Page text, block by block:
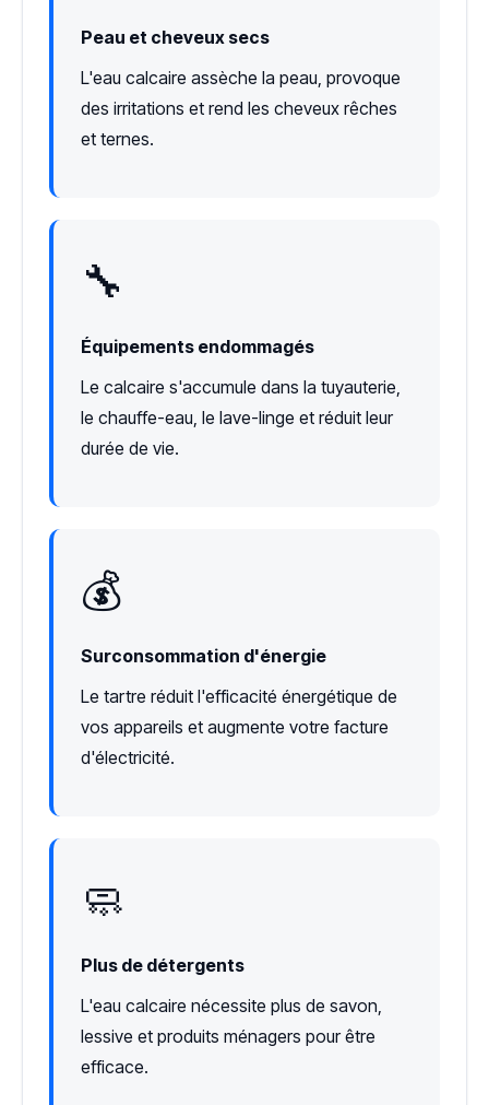
Peau et cheveux secs
L'eau calcaire assèche la peau, provoque
des irritations et rend les cheveux rêches
et ternes.
🔧
Équipements endommagés
Le calcaire s'accumule dans la tuyauterie,
le chauffe-eau, le lave-linge et réduit leur
durée de vie.
💰
Surconsommation d'énergie
Le tartre réduit l'efficacité énergétique de
vos appareils et augmente votre facture
d'électricité.
🧼
Plus de détergents
L'eau calcaire nécessite plus de savon,
lessive et produits ménagers pour être
efficace.